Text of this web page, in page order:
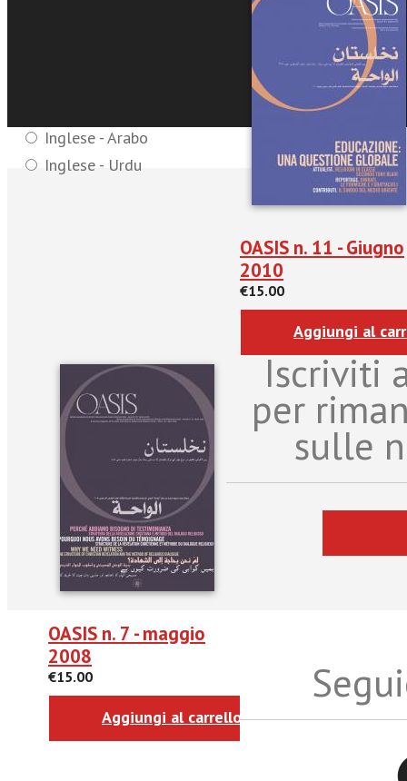
Inglese - Arabo
Inglese - Urdu
OASIS n. 11 - Giugno
2010
€15.00
Aggiungi al
OASIS n. 7 - maggio
2008
€15.00
Aggiungi al carrello
Iscriviti
per
sulle